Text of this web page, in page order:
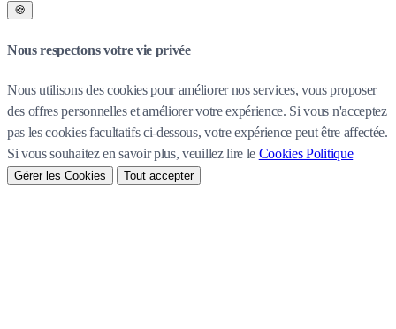
🍪
Nous respectons votre vie privée
Nous utilisons des cookies pour améliorer nos services, vous proposer
des offres personnelles et améliorer votre expérience. Si vous n'acceptez
pas les cookies facultatifs ci-dessous, votre expérience peut être affectée.
Si vous souhaitez en savoir plus, veuillez lire le Cookies Politique
Gérer les Cookies Tout accepter